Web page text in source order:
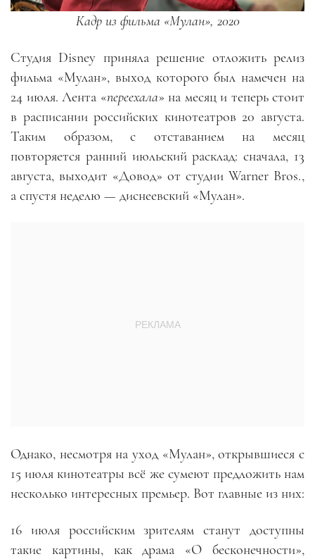
Кадр из фильма «Мулан», 2020
Студия Disney приняла решение отложить релиз
фильма «Мулан», выход которого был намечен на
24 июля. Лента «переехала» на месяц и теперь стоит
в расписании российских кинотеатров 20 августа.
Таким образом, с отставанием на месяц
повторяется ранний июльский расклад: сначала, 13
августа, выходит «Довод» от студии Warner Bros.,
а спустя неделю — диснеевский «Мулан».
Однако, несмотря на уход «Мулан», открывшиеся с
15 июля кинотеатры всё же сумеют предложить нам
несколько интересных премьер. Вот главные из них:
16 июля российским зрителям станут доступны
такие картины, как драма «О бесконечности»,